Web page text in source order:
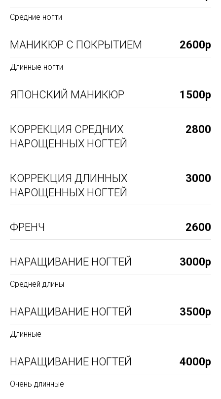
Средние ногти
МАНИКЮР С ПОКРЫТИЕМ 2600р
Длинные ногти
ЯПОНСКИЙ МАНИКЮР 1500р
КОРРЕКЦИЯ СРЕДНИХ
НАРОЩЕННЫХ НОГТЕЙ
2800
КОРРЕКЦИЯ ДЛИННЫХ
НАРОЩЕННЫХ НОГТЕЙ
3000
ФРЕНЧ 2600
НАРАЩИВАНИЕ НОГТЕЙ 3000р
Средней длины
НАРАЩИВАНИЕ НОГТЕЙ 3500р
Длинные
НАРАЩИВАНИЕ НОГТЕЙ 4000р
Очень длинные